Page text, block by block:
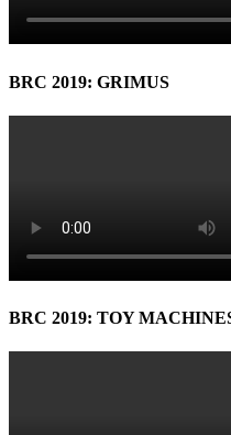
BRC 2019: GRIMUS
BRC 2019: TOY